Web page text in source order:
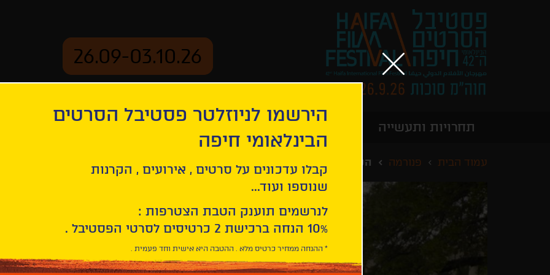
26.09-03.10.26
תחרויות ותעשייה
עמוד הבית פנורמה השקר הירוק
הירשמו לניוזלטר פסטיבל הסרטים
הבינלאומי חיפה
קבלו עדכונים על סרטים , אירועים , הקרנות
שנוספו ועוד...
לנרשמים תוענק הטבת הצטרפות :
10% הנחה ברכישת 2 כרטיסים לסרטי הפסטיבל .
* ההנחה ממחיר כרטיס מלא . ההטבה היא אישית וחד פעמית .